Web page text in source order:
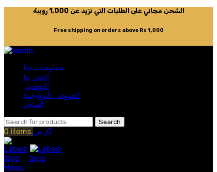
الشحن مجاني على الطلبات التي تزيد عن 1,000 روبية
Free shipping on orders above Rs 1,000
معلومات عنا
اتصل بنا
التوصيل
العروض الترويجية
المتجر
Search
0 items 0ر.س
Menu